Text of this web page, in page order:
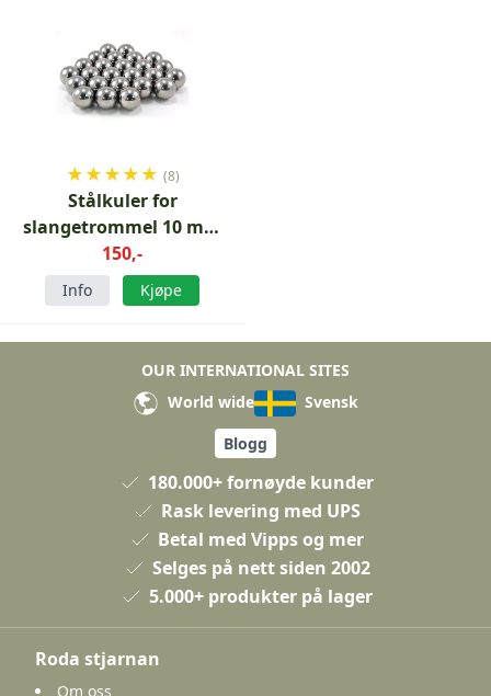
★★★★★ (8)
Stålkuler for
slangetrommel 10 mm
200-pak
150,-
Info Kjøpe
OUR INTERNATIONAL SITES
World wide
Svensk
Blogg
180.000+ fornøyde kunder
Rask levering med UPS
Betal med Vipps og mer
Selges på nett siden 2002
5.000+ produkter på lager
Roda stjarnan
Om oss